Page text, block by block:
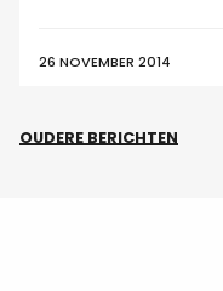
26 NOVEMBER 2014
OUDERE BERICHTEN